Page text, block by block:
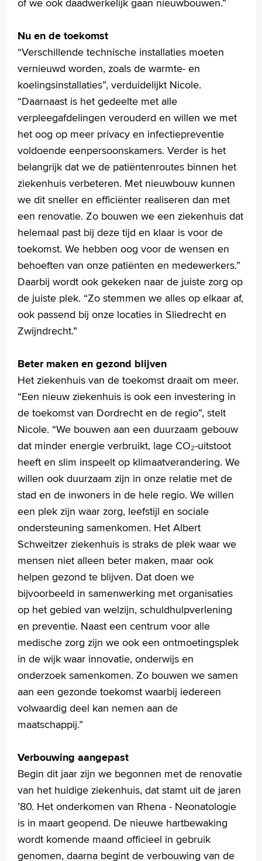
Nu en de toekomst
“Verschillende technische installaties moeten
vernieuwd worden, zoals de warmte- en
koelingsinstallaties”, verduidelijkt Nicole.
“Daarnaast is het gedeelte met alle
verpleegafdelingen verouderd en willen we met
het oog op meer privacy en infectiepreventie
voldoende eenpersoonskamers. Verder is het
belangrijk dat we de patiëntenroutes binnen het
ziekenhuis verbeteren. Met nieuwbouw kunnen
we dit sneller en efficiënter realiseren dan met
een renovatie. Zo bouwen we een ziekenhuis dat
helemaal past bij deze tijd en klaar is voor de
toekomst. We hebben oog voor de wensen en
behoeften van onze patiënten en medewerkers.”
Daarbij wordt ook gekeken naar de juiste zorg op
de juiste plek. “Zo stemmen we alles op elkaar af,
ook passend bij onze locaties in Sliedrecht en
Zwijndrecht.”
Beter maken en gezond blijven
Het ziekenhuis van de toekomst draait om meer.
“Een nieuw ziekenhuis is ook een investering in
de toekomst van Dordrecht en de regio”, stelt
Nicole. “We bouwen aan een duurzaam gebouw
dat minder energie verbruikt, lage CO₂-uitstoot
heeft en slim inspeelt op klimaatverandering. We
willen ook duurzaam zijn in onze relatie met de
stad en de inwoners in de hele regio. We willen
een plek zijn waar zorg, leefstijl en sociale
ondersteuning samenkomen. Het Albert
Schweitzer ziekenhuis is straks de plek waar we
mensen niet alleen beter maken, maar ook
helpen gezond te blijven. Dat doen we
bijvoorbeeld in samenwerking met organisaties
op het gebied van welzijn, schuldhulpverlening
en preventie. Naast een centrum voor alle
medische zorg zijn we ook een ontmoetingsplek
in de wijk waar innovatie, onderwijs en
onderzoek samenkomen. Zo bouwen we samen
aan een gezonde toekomst waarbij iedereen
volwaardig deel kan nemen aan de
maatschappij.”
Verbouwing aangepast
Begin dit jaar zijn we begonnen met de renovatie
van het huidige ziekenhuis, dat stamt uit de jaren
’80. Het onderkomen van Rhena - Neonatologie
is in maart geopend. De nieuwe hartbewaking
wordt komende maand officieel in gebruik
genomen, daarna begint de verbouwing van de